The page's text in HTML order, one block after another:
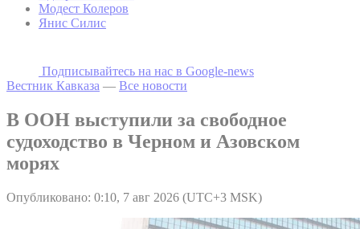
Модест Колеров
Янис Силис
Подписывайтесь на наc в Google-news
Вестник Кавказа — Все новости
В ООН выступили за свободное
судоходство в Черном и Азовском
морях
Опубликовано: 0:10, 7 авг 2026 (UTC+3 MSK)